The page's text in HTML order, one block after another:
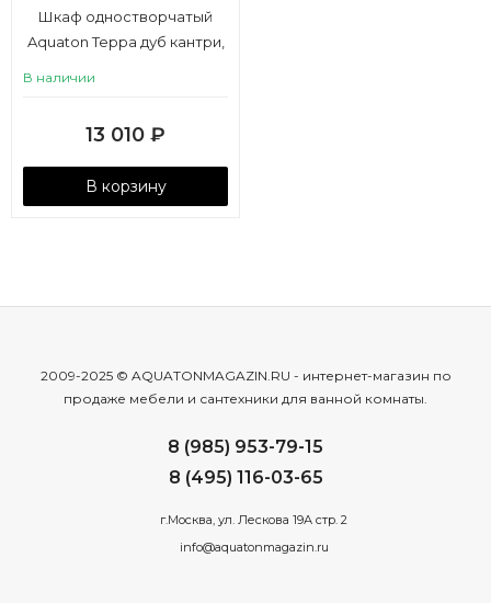
Шкаф одностворчатый
Aquaton Терра дуб кантри,
В наличии
13 010 ₽
В корзину
2009-2025 © AQUATONMAGAZIN.RU - интернет-магазин по
продаже мебели и сантехники для ванной комнаты.
8 (985) 953-79-15
8 (495) 116-03-65
г.Москва, ул. Лескова 19А стр. 2
info@aquatonmagazin.ru